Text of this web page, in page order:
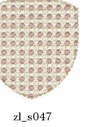
zl_s047